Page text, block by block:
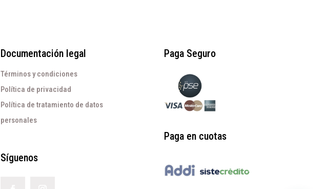
Documentación legal
Términos y condiciones
Política de privacidad
Política de tratamiento de datos
personales
Síguenos
Paga Seguro
Paga en cuotas